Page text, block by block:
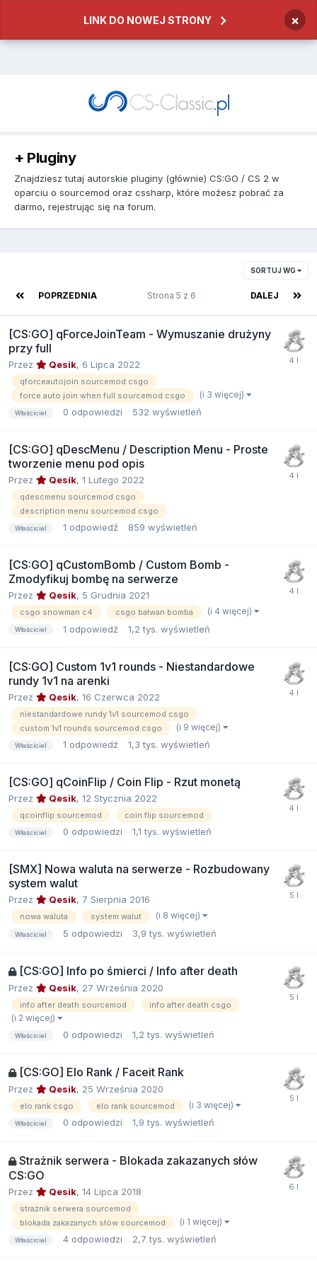
LINK DO NOWEJ STRONY ×
+ Pluginy
Znajdziesz tutaj autorskie pluginy (głównie) CS:GO / CS 2 w
oparciu o sourcemod oraz cssharp, które możesz pobrać za
darmo, rejestrując się na forum.
SORTUJ WG
POPRZEDNIA DALEJ
Strona 5 z 6
[CS:GO] qForceJoinTeam - Wymuszanie drużyny
przy full
Przez Qesik, 6 Lipca 2022
qforceautojoin sourcemod csgo
force auto join when full sourcemod csgo
(i 3 więcej)
Właściciel 0 odpowiedzi 532 wyświetleń
[CS:GO] qDescMenu / Description Menu - Proste
tworzenie menu pod opis
Przez Qesik, 1 Lutego 2022
qdescmenu sourcemod csgo
description menu sourcemod csgo
Właściciel 1 odpowiedź 859 wyświetleń
[CS:GO] qCustomBomb / Custom Bomb -
Zmodyfikuj bombę na serwerze
Przez Qesik, 5 Grudnia 2021
csgo snowman c4 csgo bałwan bomba (i 4 więcej)
Właściciel 1 odpowiedź 1,2 tys. wyświetleń
[CS:GO] Custom 1v1 rounds - Niestandardowe
rundy 1v1 na arenki
Przez Qesik, 16 Czerwca 2022
niestandardowe rundy 1v1 sourcemod csgo
custom 1v1 rounds sourcemod csgo
(i 9 więcej)
Właściciel 1 odpowiedź 1,3 tys. wyświetleń
[CS:GO] qCoinFlip / Coin Flip - Rzut monetą
Przez Qesik, 12 Stycznia 2022
qcoinflip sourcemod coin flip sourcemod
Właściciel 0 odpowiedzi 1,1 tys. wyświetleń
[SMX] Nowa waluta na serwerze - Rozbudowany
system walut
Przez Qesik, 7 Sierpnia 2016
nowa waluta system walut (i 8 więcej)
Właściciel 5 odpowiedzi 3,9 tys. wyświetleń
[CS:GO] Info po śmierci / Info after death
Przez Qesik, 27 Września 2020
info after death sourcemod info after death csgo
(i 2 więcej)
Właściciel 0 odpowiedzi 1,2 tys. wyświetleń
[CS:GO] Elo Rank / Faceit Rank
Przez Qesik, 25 Września 2020
elo rank csgo elo rank sourcemod (i 3 więcej)
Właściciel 0 odpowiedzi 1,9 tys. wyświetleń
Strażnik serwera - Blokada zakazanych słów
CS:GO
Przez Qesik, 14 Lipca 2018
strażnik serwera sourcemod
blokada zakazanych słów sourcemod
(i 1 więcej)
Właściciel 4 odpowiedzi 2,7 tys. wyświetleń